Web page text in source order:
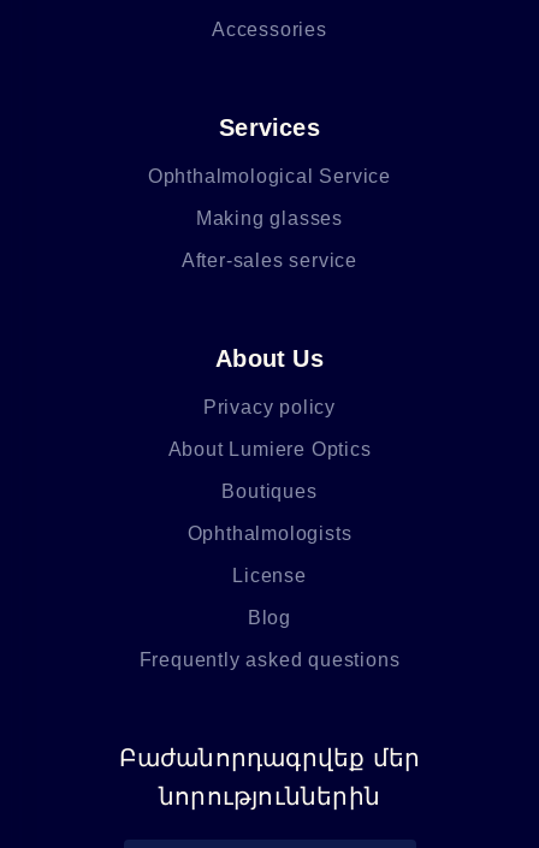
Accessories
Services
Ophthalmological Service
Making glasses
After-sales service
About Us
Privacy policy
About Lumiere Optics
Boutiques
Ophthalmologists
License
Blog
Frequently asked questions
Բաժանորդագրվեք մեր
նորություններին